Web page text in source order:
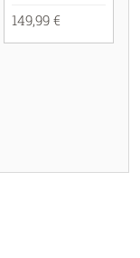
149,99 €